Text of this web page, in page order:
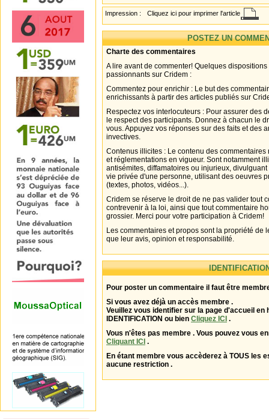
Impression : Cliquez ici pour imprimer l'article
POSTEZ UN
Charte des commentaires
A lire avant de commenter! Quelques
passionnants sur Cridem :
Commentez pour enrichir : Le but des
enrichissants à partir des articles publiés sur
Respectez vos interlocuteurs : Pour assurer des
le respect des participants. Donnez à chacun le
vous. Appuyez vos réponses sur des faits et des
invectives.
Contenus illicites : Le contenu des
et réglementations en vigueur. Sont notamment
antisémites, diffamatoires ou injurieux,
vie privée d'une personne, utilisant des oeuvres
(textes, photos, vidéos...).
Cridem se réserve le droit de ne pas valider tout
contrevenir à la loi, ainsi que tout commentaire
grossier. Merci pour votre participation à Cridem!
Les commentaires et propos sont la propriété de
que leur avis, opinion et responsabilité.
Pour poster un commentaire il faut être
Si vous avez déjà un accès membre .
Veuillez vous identifier sur la page d'accueil en
IDENTIFICATION ou bien Cliquez ICI .
Vous n'êtes pas membre . Vous pouvez vous
Cliquant ICI .
En étant membre vous accèderez à TOUS les
aucune restriction .